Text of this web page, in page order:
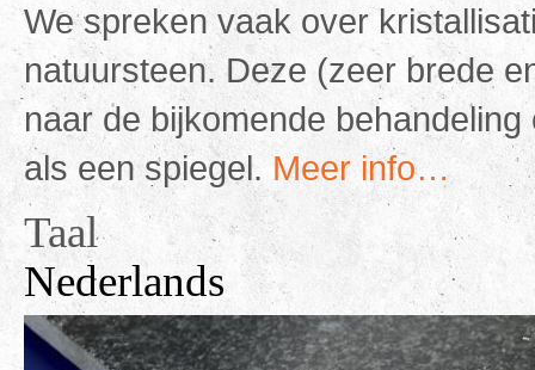
We spreken vaak over
natuursteen. Deze (zeer brede
naar de bijkomende
als een spiegel. Meer info…
Taal
Nederlands